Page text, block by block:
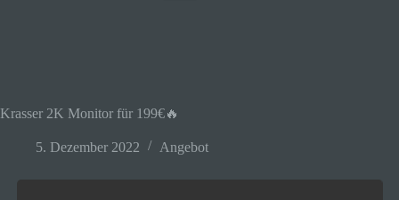
Krasser 2K Monitor für 199€🔥
5. Dezember 2022 Angebot